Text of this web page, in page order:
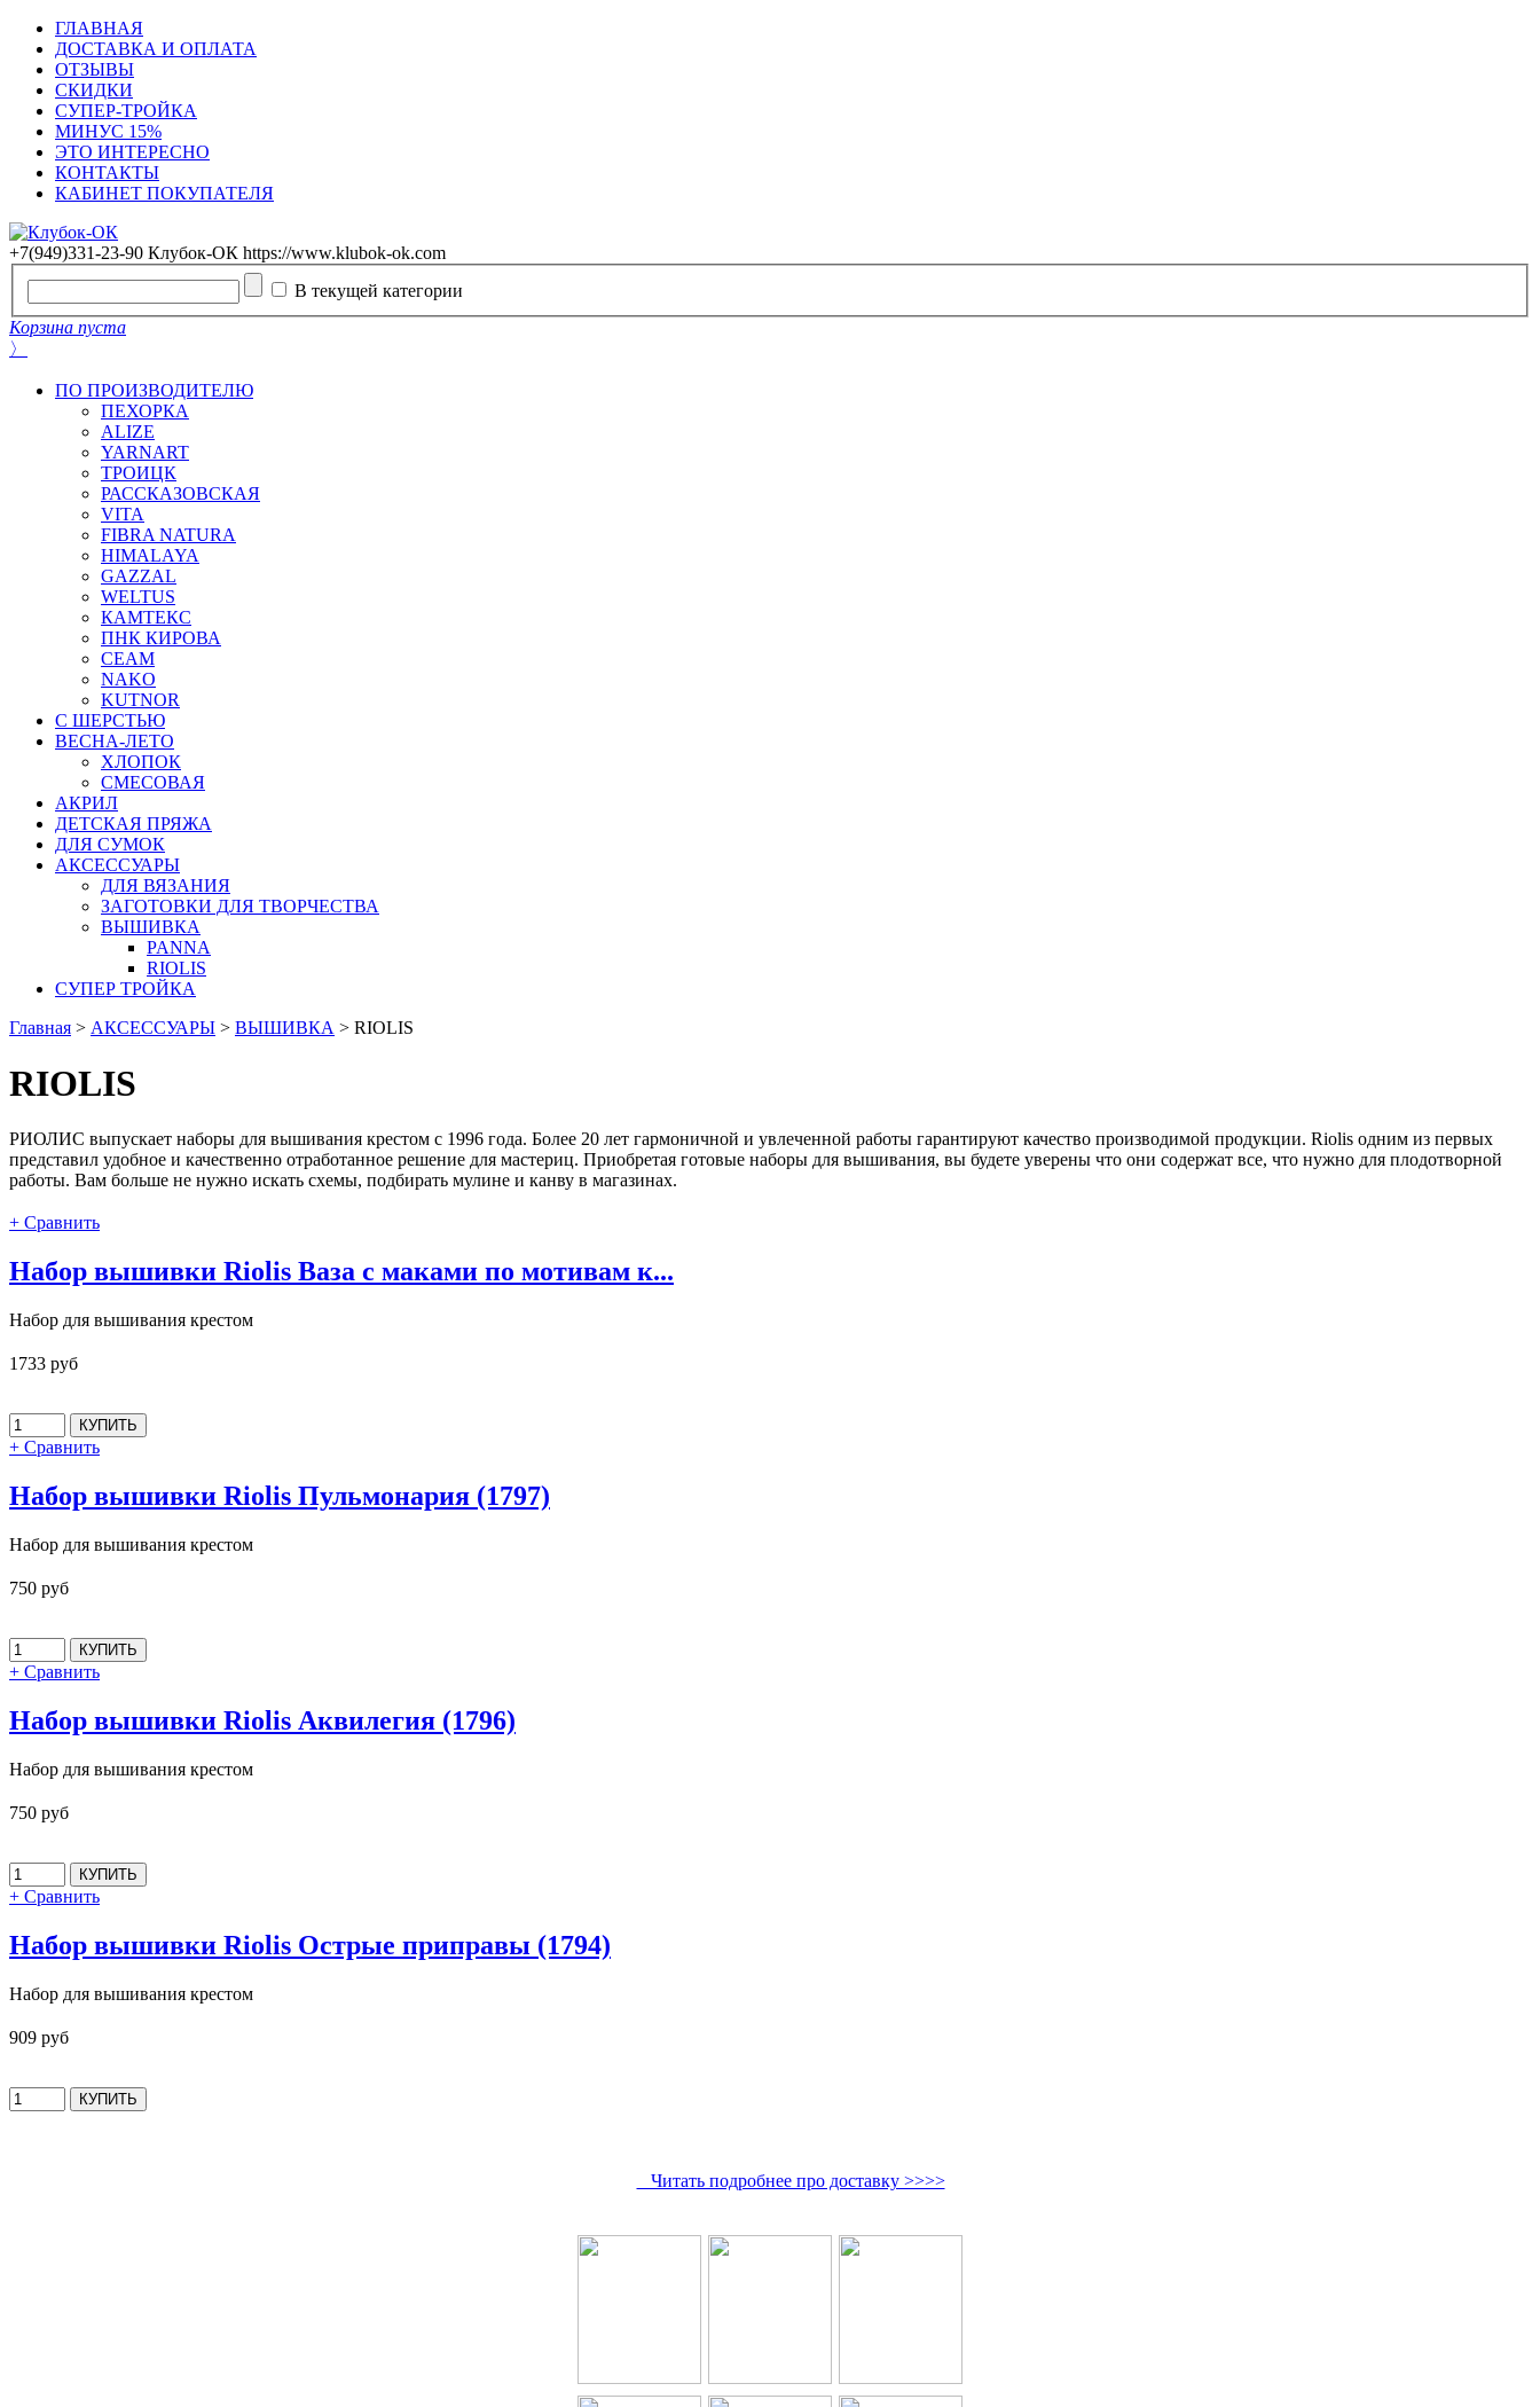
ГЛАВНАЯ
ДОСТАВКА И ОПЛАТА
ОТЗЫВЫ
СКИДКИ
СУПЕР-ТРОЙКА
МИНУС 15%
ЭТО ИНТЕРЕСНО
КОНТАКТЫ
КАБИНЕТ ПОКУПАТЕЛЯ
+7(949)331-23-90 Клубок-ОК https://www.klubok-ok.com
В текущей категории
Корзина пуста
〉
ПО ПРОИЗВОДИТЕЛЮ
ПЕХОРКА
ALIZE
YARNART
ТРОИЦК
РАССКАЗОВСКАЯ
VITA
FIBRA NATURA
HIMALAYA
GAZZAL
WELTUS
КАМТЕКС
ПНК КИРОВА
СЕАМ
NAKO
KUTNOR
С ШЕРСТЬЮ
ВЕСНА-ЛЕТО
ХЛОПОК
СМЕСОВАЯ
АКРИЛ
ДЕТСКАЯ ПРЯЖА
ДЛЯ СУМОК
АКСЕССУАРЫ
ДЛЯ ВЯЗАНИЯ
ЗАГОТОВКИ ДЛЯ ТВОРЧЕСТВА
ВЫШИВКА
PANNA
RIOLIS
СУПЕР ТРОЙКА
Главная > АКСЕССУАРЫ > ВЫШИВКА > RIOLIS
RIOLIS
РИОЛИС выпускает наборы для вышивания крестом с 1996 года. Более 20 лет гармоничной и увлеченной работы гарантируют качество производимой продукции. Riolis одним из первых
представил удобное и качественно отработанное решение для мастериц. Приобретая готовые наборы для вышивания, вы будете уверены что они содержат все, что нужно для плодотворной
работы. Вам больше не нужно искать схемы, подбирать мулине и канву в магазинах.
+ Сравнить
Набор вышивки Riolis Ваза с маками по мотивам к...
Набор для вышивания крестом
1733 руб
+ Сравнить
Набор вышивки Riolis Пульмонария (1797)
Набор для вышивания крестом
750 руб
+ Сравнить
Набор вышивки Riolis Аквилегия (1796)
Набор для вышивания крестом
750 руб
+ Сравнить
Набор вышивки Riolis Острые приправы (1794)
Набор для вышивания крестом
909 руб
Читать подробнее про доставку >>>>